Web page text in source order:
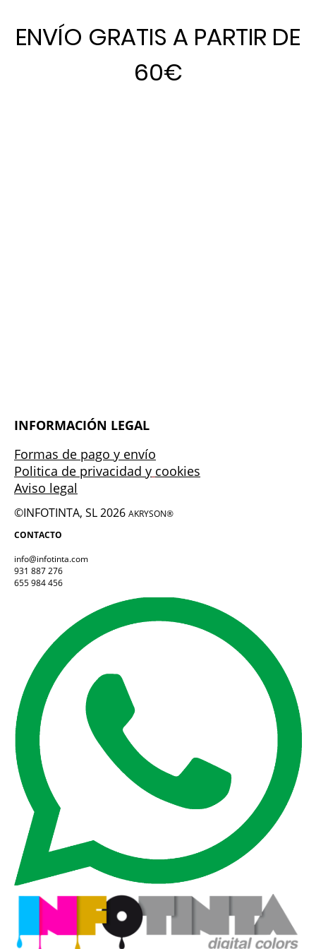
ENVÍO GRATIS A PARTIR DE
60€
INFORMACIÓN LEGAL
Formas de pago y envío
Politica de privacidad y cookies
Aviso legal
©INFOTINTA, SL 2026 AKRYSON®
CONTACTO
info@infotinta.com
931 887 276
655 984 456